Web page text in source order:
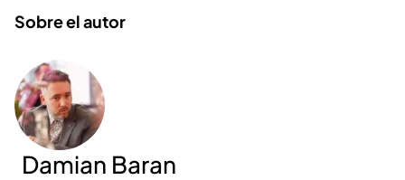
Sobre el autor
Damian Baran